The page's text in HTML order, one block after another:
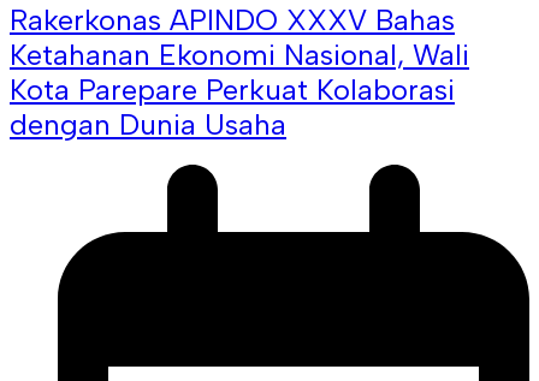
Rakerkonas APINDO XXXV Bahas
Ketahanan Ekonomi Nasional, Wali
Kota Parepare Perkuat Kolaborasi
dengan Dunia Usaha